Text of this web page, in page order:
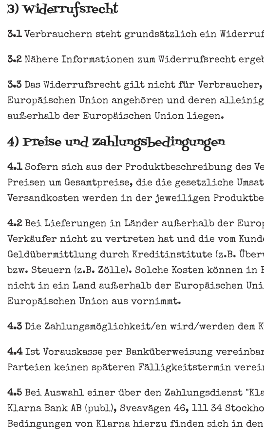
3) Widerrufsrecht
3.1Verbrauchern steht grundsätzlich ein
3.2Nähere Informationen zum Widerrufsrecht
3.3 Das Widerrufsrecht gilt nicht für Verbraucher,
Europäischen Union angehören und deren
außerhalb der Europäischen Union liegen.
4) Preise und Zahlungsbedingungen
4.1Sofern sich aus der Produktbeschreibung des
Preisen um Gesamtpreise, die die gesetzliche
Versandkosten werden in der jeweiligen
4.2Bei Lieferungen in Länder außerhalb der
Verkäufer nicht zu vertreten hat und die vom
Geldübermittlung durch Kreditinstitute (z.B.
bzw. Steuern (z.B. Zölle). Solche Kosten können
nicht in ein Land außerhalb der Europäischen
Europäischen Union aus vornimmt.
4.3 Die Zahlungsmöglichkeit/en wird/werden dem
4.4Ist Vorauskasse per Banküberweisung
Parteien keinen späteren Fälligkeitstermin
4.5 Bei Auswahl einer über den Zahlungsdienst
Klarna Bank AB (publ), Sveavägen 46, 111 34
Bedingungen von Klarna hierzu finden sich in